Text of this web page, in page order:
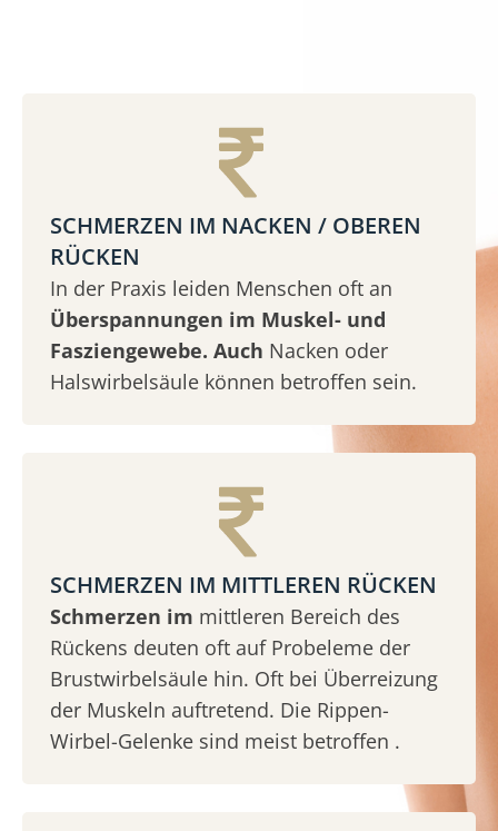
SCHMERZEN IM NACKEN / OBEREN
RÜCKEN
In der Praxis leiden Menschen oft an
Überspannungen im Muskel- und
Fasziengewebe. Auch Nacken oder
Halswirbelsäule können betroffen sein.
SCHMERZEN IM MITTLEREN RÜCKEN
Schmerzen im mittleren Bereich des
Rückens deuten oft auf Probeleme der
Brustwirbelsäule hin. Oft bei Überreizung
der Muskeln auftretend. Die Rippen-
Wirbel-Gelenke sind meist betroffen .